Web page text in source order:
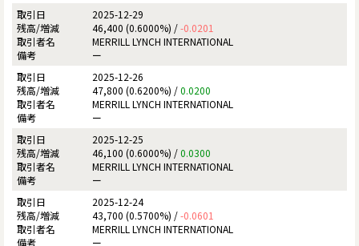
2025-12-29
46,400 (0.6000%) /-0.0201
MERRILL LYNCH INTERNATIONAL
ー
2025-12-26
47,800 (0.6200%) /0.0200
MERRILL LYNCH INTERNATIONAL
ー
2025-12-25
46,100 (0.6000%) /0.0300
MERRILL LYNCH INTERNATIONAL
ー
2025-12-24
43,700 (0.5700%) /-0.0601
MERRILL LYNCH INTERNATIONAL
ー